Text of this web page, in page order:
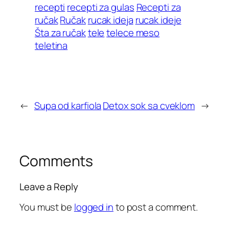
recepti recepti za gulas Recepti za
ručakRučakrucak ideja rucak ideje
Šta za ručaktele telece meso
teletina
← Supa od karfiolaDetox sok sa cveklom →
Comments
Leave a Reply
You must be logged into post a comment.